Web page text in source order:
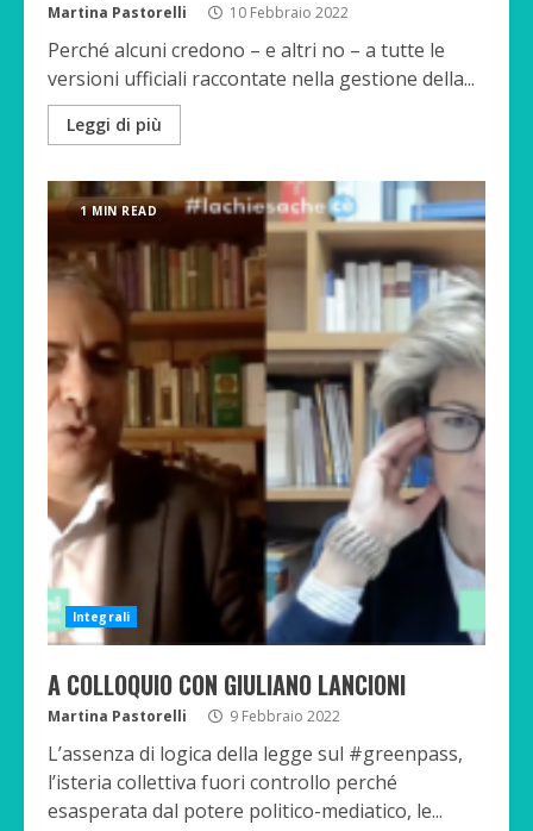
Martina Pastorelli 10 Febbraio 2022
Perché alcuni credono – e altri no – a tutte le
versioni ufficiali raccontate nella gestione della...
Leggi di più
1 MIN READ
Integrali
A COLLOQUIO CON GIULIANO LANCIONI
Martina Pastorelli 9 Febbraio 2022
L’assenza di logica della legge sul #greenpass,
l’isteria collettiva fuori controllo perché
esasperata dal potere politico-mediatico, le...